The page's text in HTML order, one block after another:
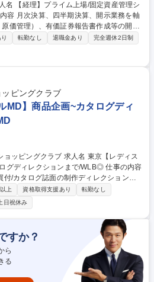
価管理）、有価証券報告書作成等の開示
の作成など、経験を生かせる環境です！
、連結決算） ■管理会計分野（予算管
告書、計算書類等の開示業務 ■監査法人
転勤なし 退職金あり
完全週休2日制
ピングクラブ
MD】商品企画~カタログディ
ブ 求人名 東京【レディス
ィレクションまで/WLB◎ 仕事の内容
付/カタログ誌面の制作ディレクションを
伝えることをモットーにしている為、値
品をお客様に届けることが出来ます。
商品の開発/誌面のディレクション/モデル
載後はマーケティング部門と連携、売上
に繋げてます。お客様は富裕層のシニア
商材を取り扱う特別な通信販売の会社で
日 募集職種 東京【レディ
ログディレクションまで/WLB◎
上 資格取得支援あり
転勤なし
日祝休み
すか？
ら
る